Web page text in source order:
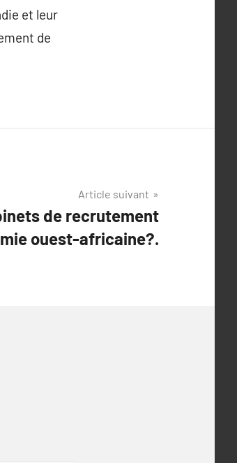
et leur
de
Article suivant
de recrutement
ouest-africaine?.